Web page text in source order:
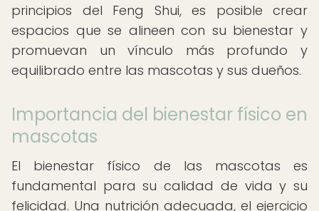
principios del Feng Shui, es posible crear
espacios que se alineen con su bienestar y
promuevan un vínculo más profundo y
equilibrado entre las mascotas y sus dueños.
Importancia del bienestar físico en
mascotas
El bienestar físico de las mascotas es
fundamental para su calidad de vida y su
felicidad. Una nutrición adecuada, el ejercicio